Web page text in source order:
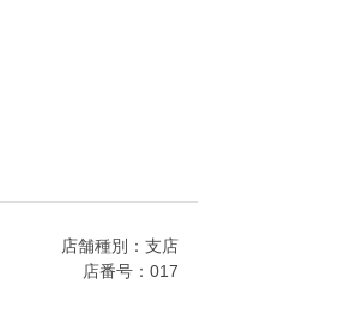
店舗種別：支店
店番号：017